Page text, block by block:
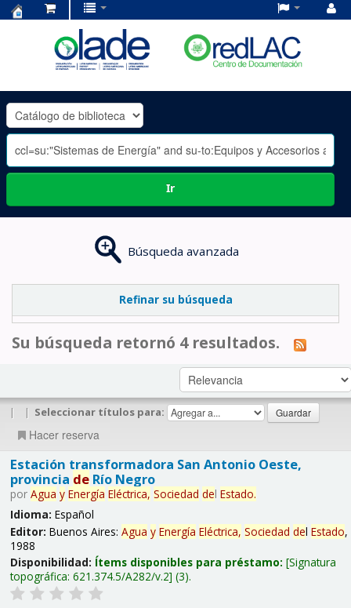
OLADE
-
Ir
Búsqueda avanzada
Refinar su búsqueda
Su búsqueda retornó 4 resultados.
| | Seleccionar títulos para:
Hacer reserva
Estación transformadora San Antonio Oeste,
provincia deRío Negro
por Agua y Energía Eléctrica, Sociedad del Estado.
Idioma: Español
Editor: Buenos Aires: Agua y Energía Eléctrica, Sociedad del Estado,
1988
Disponibilidad: Ítems disponibles para préstamo: Signatura
topográfica: 621.374.5/A282/v.2 (3).